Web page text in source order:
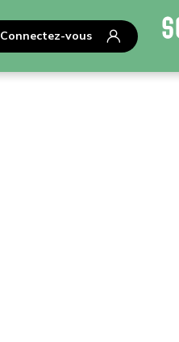
Connectez-vous